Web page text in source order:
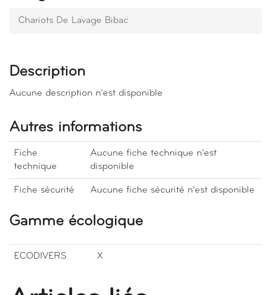
Chariots De Lavage Bibac
Description
Aucune description n'est disponible
Autres informations
Fiche
technique
Aucune fiche technique n'est
disponible
Fiche sécurité Aucune fiche sécurité n'est disponible
Gamme écologique
ECODIVERS X